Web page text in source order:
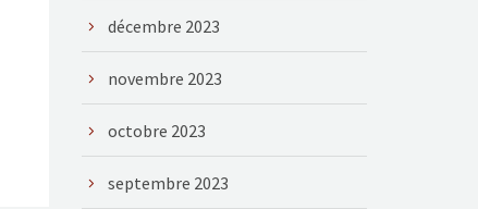
décembre 2023
novembre 2023
octobre 2023
septembre 2023